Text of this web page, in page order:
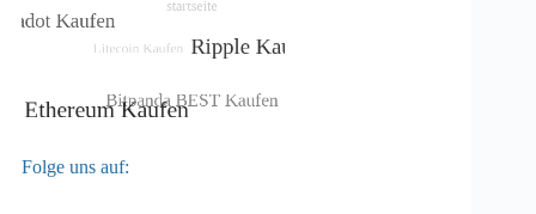
Folge uns auf: